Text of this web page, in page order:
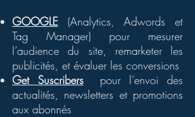
GOOGLE (Analytics, Adwords et
Tag Manager) pour mesurer
l’audience du site, remarketer les
publicités, et évaluer les conversions
Get Suscriberspour l’envoi des
actualités, newsletters et promotions
aux abonnés